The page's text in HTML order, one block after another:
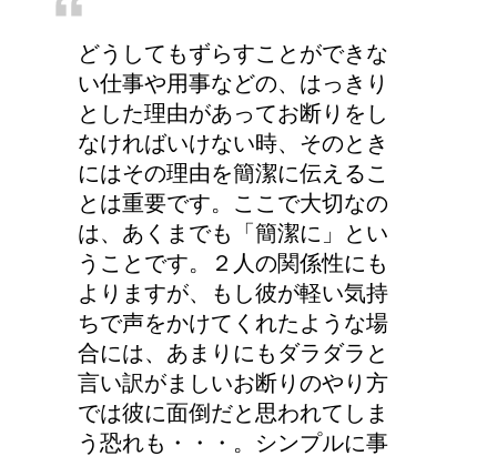
どうしてもずらすことができな
い仕事や用事などの、はっきり
とした理由があってお断りをし
なければいけない時、そのとき
にはその理由を簡潔に伝えるこ
とは重要です。ここで大切なの
は、あくまでも「簡潔に」とい
うことです。２人の関係性にも
よりますが、もし彼が軽い気持
ちで声をかけてくれたような場
合には、あまりにもダラダラと
言い訳がましいお断りのやり方
では彼に面倒だと思われてしま
う恐れも・・・。シンプルに事